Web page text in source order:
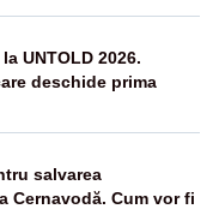
UNTOLD 2026.
deschide prima
salvarea
Cernavodă. Cum vor fi